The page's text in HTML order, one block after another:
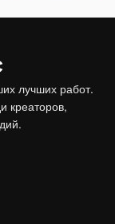
лучших работ.
креаторов,